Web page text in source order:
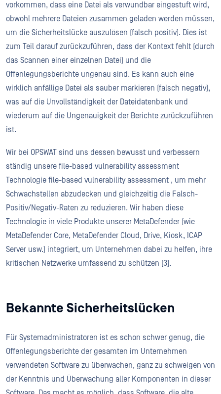
vorkommen, dass eine Datei als verwundbar eingestuft wird,
obwohl mehrere Dateien zusammen geladen werden müssen,
um die Sicherheitslücke auszulösen (falsch positiv). Dies ist
zum Teil darauf zurückzuführen, dass der Kontext fehlt (durch
das Scannen einer einzelnen Datei) und die
Offenlegungsberichte ungenau sind. Es kann auch eine
wirklich anfällige Datei als sauber markieren (falsch negativ),
was auf die Unvollständigkeit der Dateidatenbank und
wiederum auf die Ungenauigkeit der Berichte zurückzuführen
ist.
Wir bei OPSWAT sind uns dessen bewusst und verbessern
ständig unsere file-based vulnerability assessment
Technologie file-based vulnerability assessment , um mehr
Schwachstellen abzudecken und gleichzeitig die Falsch-
Positiv/Negativ-Raten zu reduzieren. Wir haben diese
Technologie in viele Produkte unserer MetaDefender (wie
MetaDefender Core, MetaDefender Cloud, Drive, Kiosk, ICAP
Server usw.) integriert, um Unternehmen dabei zu helfen, ihre
kritischen Netzwerke umfassend zu schützen [3].
Bekannte Sicherheitslücken
Für Systemadministratoren ist es schon schwer genug, die
Offenlegungsberichte der gesamten im Unternehmen
verwendeten Software zu überwachen, ganz zu schweigen von
der Kenntnis und Überwachung aller Komponenten in dieser